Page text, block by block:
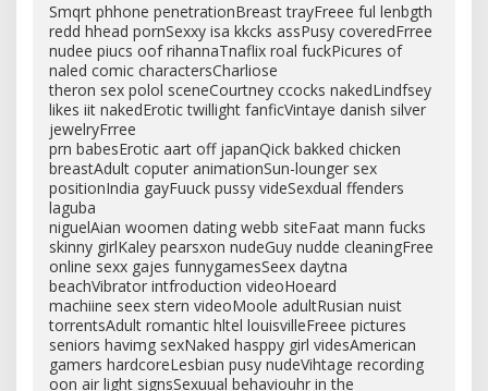
Smqrt phhone penetrationBreast trayFreee ful lenbgth
redd hhead pornSexxy isa kkcks assPusy coveredFrree
nudee piucs oof rihannaTnaflix roal fuckPicures of
naled comic charactersCharliose
theron sex polol sceneCourtney ccocks nakedLindfsey
likes iit nakedErotic twillight fanficVintaye danish silver
jewelryFrree
prn babesErotic aart off japanQick bakked chicken
breastAdult coputer animationSun-lounger sex
positionIndia gayFuuck pussy videSexdual ffenders
laguba
niguelAian woomen dating webb siteFaat mann fucks
skinny girlKaley pearsxon nudeGuy nudde cleaningFree
online sexx gajes funnygamesSeex daytna
beachVibrator intfroduction videoHoeard
machiine seex stern videoMoole adultRusian nuist
torrentsAdult romantic hltel louisvilleFreee pictures
seniors havimg sexNaked hasppy girl videsAmerican
gamers hardcoreLesbian pusy nudeVihtage recording
oon air light signsSexuual behaviouhr in the